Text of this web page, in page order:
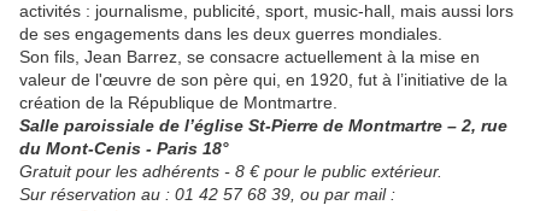
activités : journalisme, publicité, sport, music-hall, mais aussi lors
de ses engagements dans les deux guerres mondiales.
Son fils, Jean Barrez, se consacre actuellement à la mise en
valeur de l'œuvre de son père qui, en 1920, fut à l’initiative de la
création de la République de Montmartre.
Salle paroissiale de l’église St-Pierre de Montmartre – 2, rue
du Mont-Cenis - Paris 18°
Gratuit pour les adhérents - 8 € pour le public extérieur.
Sur réservation au : 01 42 57 68 39, ou par mail :